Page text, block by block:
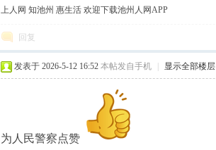
上人网 知池州 惠生活 欢迎下载池州人网APP
回复
发表于 2026-5-12 16:52 本帖发自手机 显示全部楼层
为人民警察点赞